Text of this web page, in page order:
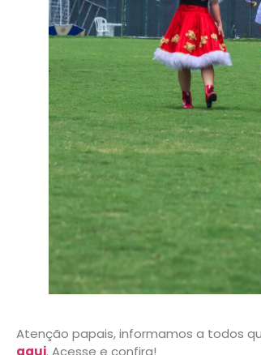
Atenção papais, informamos a todos
aqui. Acesse e confira!